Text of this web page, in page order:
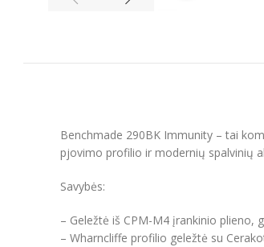
Benchmade 290BK Immunity – tai
pjovimo profilio ir modernių spalvinių
Savybės:
– Geležtė iš CPM-M4 įrankinio plieno,
– Wharncliffe profilio geležtė su